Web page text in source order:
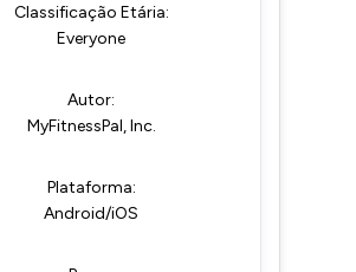
Classificação Etária:
Everyone
Autor:
MyFitnessPal, Inc.
Plataforma:
Android/iOS